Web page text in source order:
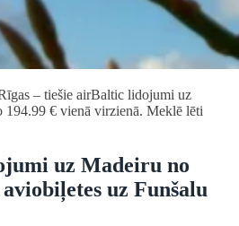
– tiešie airBaltic lidojumi uz
194.99 € vienā virzienā. Meklē lēti
uz Madeiru no
uz Funšalu